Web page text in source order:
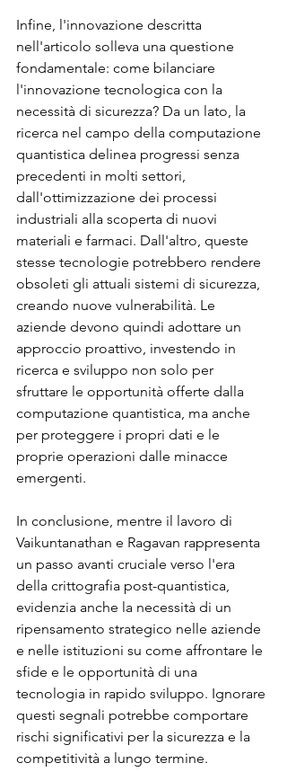
Infine, l'innovazione descritta
nell'articolo solleva una questione
fondamentale: come bilanciare
l'innovazione tecnologica con la
necessità di sicurezza? Da un lato, la
ricerca nel campo della computazione
quantistica delinea progressi senza
precedenti in molti settori,
dall'ottimizzazione dei processi
industriali alla scoperta di nuovi
materiali e farmaci. Dall'altro, queste
stesse tecnologie potrebbero rendere
obsoleti gli attuali sistemi di sicurezza,
creando nuove vulnerabilità. Le
aziende devono quindi adottare un
approccio proattivo, investendo in
ricerca e sviluppo non solo per
sfruttare le opportunità offerte dalla
computazione quantistica, ma anche
per proteggere i propri dati e le
proprie operazioni dalle minacce
emergenti.
In conclusione, mentre il lavoro di
Vaikuntanathan e Ragavan rappresenta
un passo avanti cruciale verso l'era
della crittografia post-quantistica,
evidenzia anche la necessità di un
ripensamento strategico nelle aziende
e nelle istituzioni su come affrontare le
sfide e le opportunità di una
tecnologia in rapido sviluppo. Ignorare
questi segnali potrebbe comportare
rischi significativi per la sicurezza e la
competitività a lungo termine.